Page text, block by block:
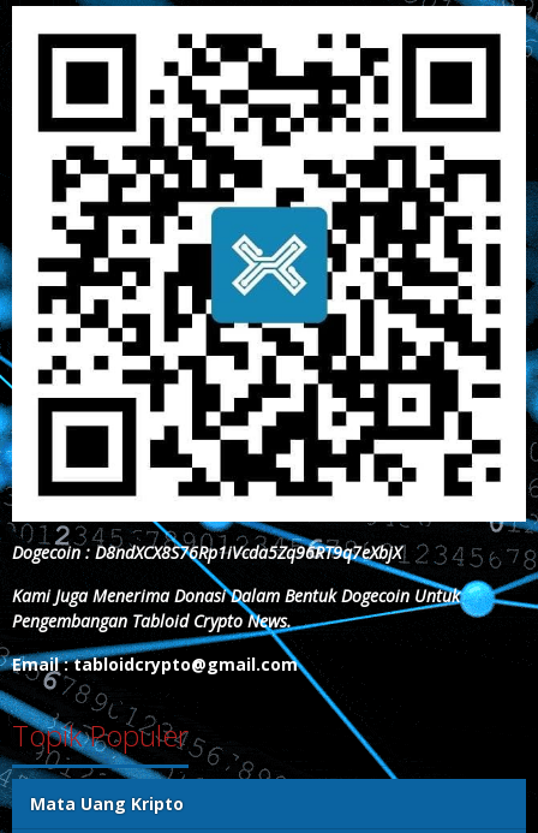
Dogecoin : D8ndXCX8S76Rp1iVcda5Zq96RT9q7eXbjX
Kami Juga Menerima Donasi Dalam Bentuk Dogecoin Untuk
Pengembangan Tabloid Crypto News.
Email : tabloidcrypto@gmail.com
Topik Populer
Mata Uang Kripto